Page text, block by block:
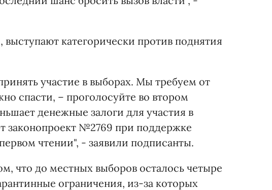
категорически против поднятия
участие в выборах. Мы требуем от
спасти, – проголосуйте во втором
денежные залоги для участия в
законопроект №2769 при поддержке
чтении", - заявили подписанты.
что до местных выборов осталось четыре
ограничения, из-за которых